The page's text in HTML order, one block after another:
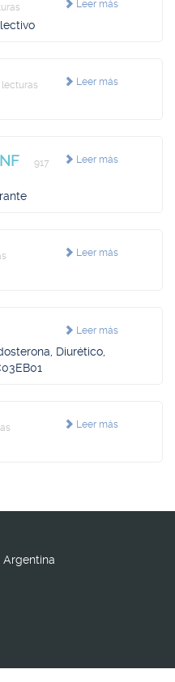
Leer más
Leer más
lecturas
Leer más
917
Leer más
Leer más
Diurético,
Leer más
Argentina